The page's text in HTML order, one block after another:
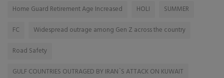
Home Guard Retirement Age Increased
HOLI
SUMMER
FC
Widespread outrage among Gen Z across the country
Road Safety
GULF COUNTRIES OUTRAGED BY IRAN`S ATTACK ON KUWAIT